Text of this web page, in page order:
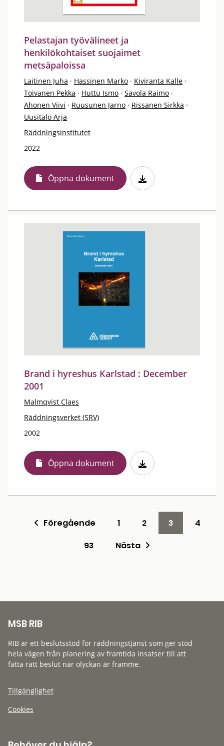
Pelastajan työvälineet ja
henkilökohtaiset suojaimet
metsäpaloissa
Laitinen Juha · Hassinen Marko · Kiviranta Kalle ·
Toivanen Pekka · Huttu Ismo · Savola Raimo ·
Ahonen Viivi · Ruusunen Jarno · Rissanen Sirkka ·
Uusitalo Arja
Räddningsinstitutet
2022
Öppna dokument
Brand i hyreshus Karlstad : December
2001
Malmqvist Claes
Räddningsverket (SRV)
2002
Öppna dokument
Föregående 1 2 3
4
93
Nästa
MSB RIB
RIB är ett beslutsstöd för räddningstjänst som ger stöd
hela vägen från planering av framtida insatser till att
fatta rätt beslut när olyckan är framme.
Tillgänglighet
Cookies